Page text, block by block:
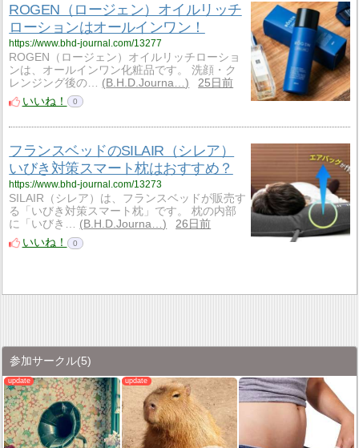
ROGEN（ロージェン）オイルリッチ
ローションはオールインワン！
https://www.bhd-journal.com/13277
ROGEN（ロージェン）オイルリッチローショ
ンは、オールインワン化粧品です。 洗顔・ク
レンジング後の…
B.H.D.Journa…
25日前
いいね！
0
フランスベッドのSILAIR（シレア）
いびき対策スマート枕はおすすめ？
https://www.bhd-journal.com/13273
SILAIR（シレア）は、フランスベッドが販売す
る「いびき対策スマート枕」です。 枕の内部
に「いびき…
B.H.D.Journa…
26日前
いいね！
0
参加サークル(5)